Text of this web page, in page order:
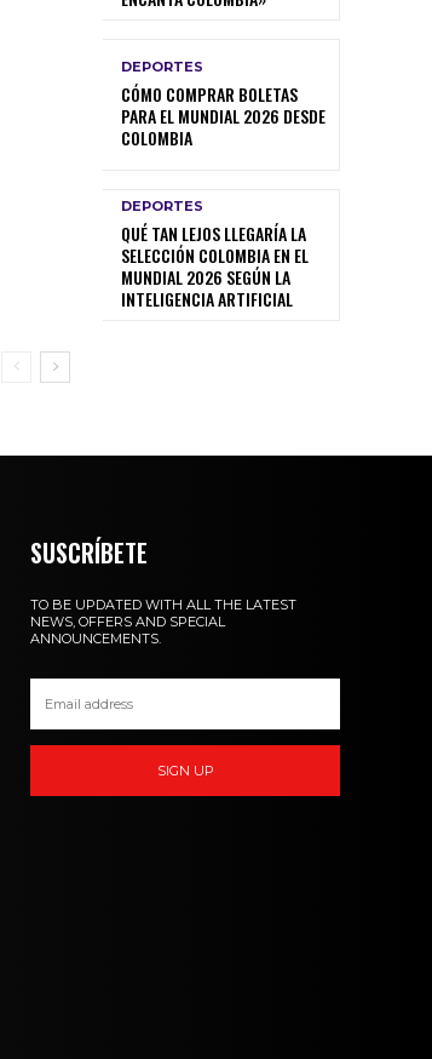
DEPORTES
CÓMO COMPRAR BOLETAS
PARA EL MUNDIAL 2026 DESDE
COLOMBIA
DEPORTES
QUÉ TAN LEJOS LLEGARÍA LA
SELECCIÓN COLOMBIA EN EL
MUNDIAL 2026 SEGÚN LA
INTELIGENCIA ARTIFICIAL
SUSCRÍBETE
TO BE UPDATED WITH ALL THE LATEST
NEWS, OFFERS AND SPECIAL
ANNOUNCEMENTS.
SIGN UP